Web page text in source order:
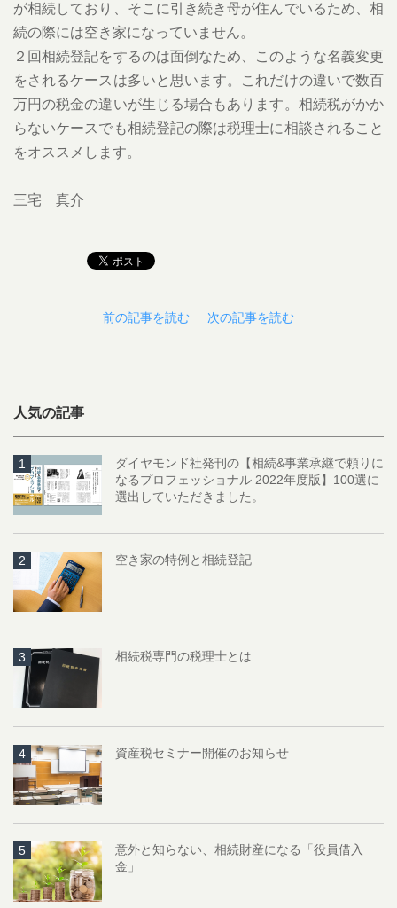
が相続しており、そこに引き続き母が住んでいるため、相
続の際には空き家になっていません。
２回相続登記をするのは面倒なため、このような名義変更
をされるケースは多いと思います。これだけの違いで数百
万円の税金の違いが生じる場合もあります。相続税がかか
らないケースでも相続登記の際は税理士に相談されること
をオススメします。
三宅 真介
前の記事を読む 次の記事を読む
人気の記事
1
ダイヤモンド社発刊の【相続&事業承継で頼りに
なるプロフェッショナル 2022年度版】100選に
選出していただきました。
2 空き家の特例と相続登記
3 相続税専門の税理士とは
4 資産税セミナー開催のお知らせ
5
意外と知らない、相続財産になる「役員借入
金」